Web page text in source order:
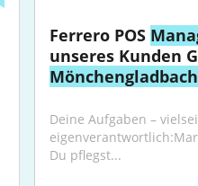
Ferrero POS
Mönchengladbach
Deine Aufgaben –
Du pflegst...